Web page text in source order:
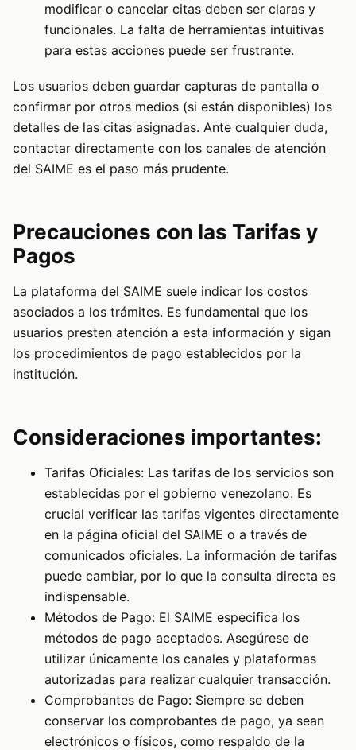
modificar o cancelar citas deben ser claras y
funcionales. La falta de herramientas intuitivas
para estas acciones puede ser frustrante.
Los usuarios deben guardar capturas de pantalla o
confirmar por otros medios (si están disponibles) los
detalles de las citas asignadas. Ante cualquier duda,
contactar directamente con los canales de atención
del SAIME es el paso más prudente.
Precauciones con las Tarifas y
Pagos
La plataforma del SAIME suele indicar los costos
asociados a los trámites. Es fundamental que los
usuarios presten atención a esta información y sigan
los procedimientos de pago establecidos por la
institución.
Consideraciones importantes:
Tarifas Oficiales: Las tarifas de los servicios son
establecidas por el gobierno venezolano. Es
crucial verificar las tarifas vigentes directamente
en la página oficial del SAIME o a través de
comunicados oficiales. La información de tarifas
puede cambiar, por lo que la consulta directa es
indispensable.
Métodos de Pago: El SAIME especifica los
métodos de pago aceptados. Asegúrese de
utilizar únicamente los canales y plataformas
autorizadas para realizar cualquier transacción.
Comprobantes de Pago: Siempre se deben
conservar los comprobantes de pago, ya sean
electrónicos o físicos, como respaldo de la